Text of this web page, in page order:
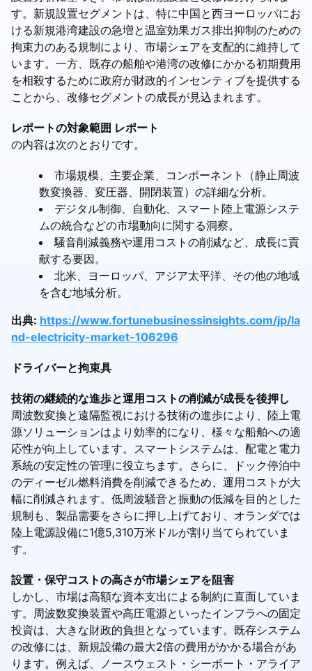
す。新規設置セグメントは、特に中国と西ヨーロッパにお
ける新規港湾建設の急増と温室効果ガス排出抑制のための
拘束力のある規制により、市場シェアを支配的に維持して
います。一方、既存の船舶や港湾の改修にかかる初期費用
を相殺するために政府が財政的インセンティブを提供する
ことから、改修セグメントの成長が見込まれます。
レポートの対象範囲 レポート
の内容は次のとおりです。
市場規模、主要企業、コンポーネント（静止周波
数変換器、変圧器、開閉装置）の詳細な分析。
デジタル制御、自動化、スマート陸上電源システ
ムの統合などの市場動向に関する洞察。
騒音削減義務や運用コストの削減など、成長に貢
献する要因。
北米、ヨーロッパ、アジア太平洋、その他の地域
を含む地域分析。
出典: https://www.fortunebusinessinsights.com/jp/la
nd-electricity-market-106296
ドライバーと拘束具
技術の継続的な進歩と運用コストの削減が成長を後押し
周波数変換と遠隔監視における技術の進歩により、陸上電
源ソリューションはより効率的になり、様々な船舶への適
応性が向上しています。スマートシステムは、配電と電力
系統の安定性の管理に役立ちます。さらに、ドック停泊中
のディーゼル燃料消費を削減できるため、運用コストが大
幅に削減されます。低周波騒音と振動の低減を目的とした
規制も、製品需要をさらに押し上げており、オランダでは
陸上電源設備に1億5,310万米ドルが割り当てられていま
す。
設置・保守コストの高さが市場シェアを阻害
しかし、市場は高額な資本支出による制約に直面していま
す。周波数変換装置や高圧電源といったインフラへの固定
投資は、大きな財政的負担となっています。既存システム
の改修には、新規設備の最大2倍の費用がかかる場合があ
ります。例えば、ノースウェスト・シーポート・アライア